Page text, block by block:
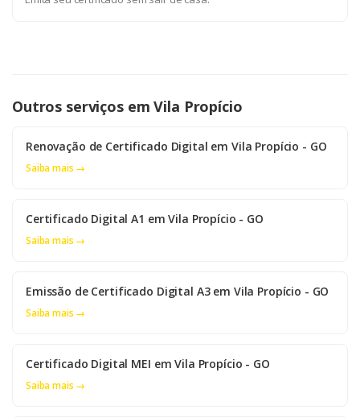
Outros serviços em Vila Propício
Renovação de Certificado Digital em Vila Propício - GO
Saiba mais →
Certificado Digital A1 em Vila Propício - GO
Saiba mais →
Emissão de Certificado Digital A3 em Vila Propício - GO
Saiba mais →
Certificado Digital MEI em Vila Propício - GO
Saiba mais →